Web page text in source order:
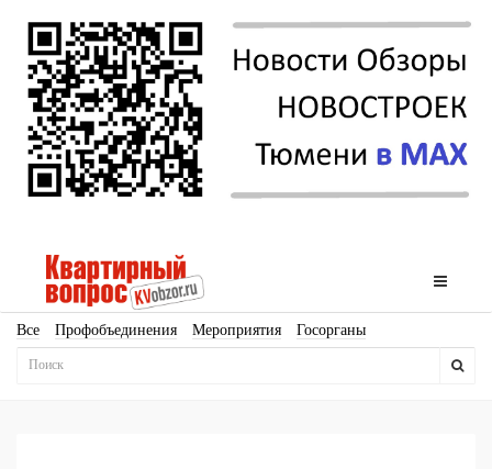
Все Профобъединения Мероприятия Госорганы
Новостройки